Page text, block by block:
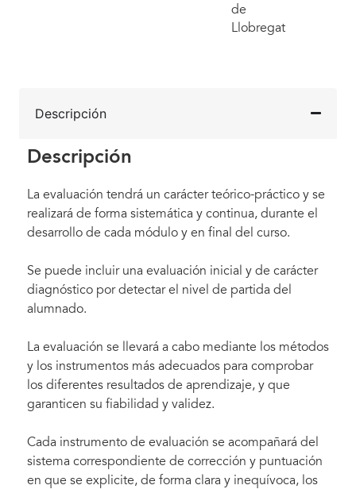
de
Llobregat
Descripción
Descripción
La evaluación tendrá un carácter teórico-práctico y se
realizará de forma sistemática y continua, durante el
desarrollo de cada módulo y en final del curso.
Se puede incluir una evaluación inicial y de carácter
diagnóstico por detectar el nivel de partida del
alumnado.
La evaluación se llevará a cabo mediante los métodos
y los instrumentos más adecuados para comprobar
los diferentes resultados de aprendizaje, y que
garanticen su fiabilidad y validez.
Cada instrumento de evaluación se acompañará del
sistema correspondiente de corrección y puntuación
en que se explicite, de forma clara y inequívoca, los